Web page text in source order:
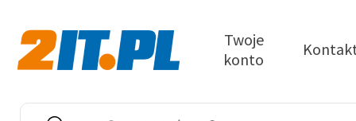
Wyszukiwarka
Słowo kluczowe
Twoje
konto